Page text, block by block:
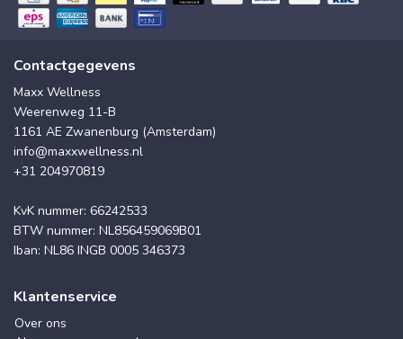
Contactgegevens
Maxx Wellness
Weerenweg 11-B
1161 AE Zwanenburg (Amsterdam)
info@maxxwellness.nl
+31 204970819
KvK nummer: 66242533
BTW nummer: NL856459069B01
Iban: NL86 INGB 0005 346373
Klantenservice
Over ons